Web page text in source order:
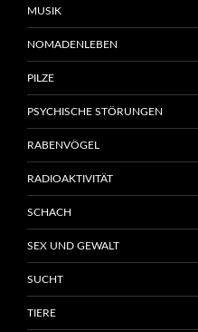
MUSIK
NOMADENLEBEN
PILZE
PSYCHISCHE STÖRUNGEN
RABENVÖGEL
RADIOAKTIVITÄT
SCHACH
SEX UND GEWALT
SUCHT
TIERE